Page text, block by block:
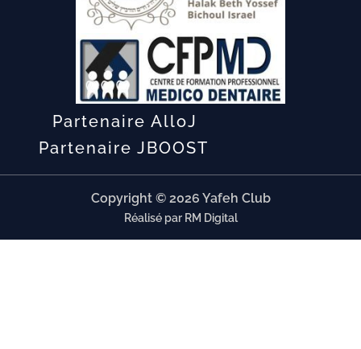
Partenaire AlloJ
Partenaire JBOOST
Copyright © 2026 Yafeh Club
Réalisé par RM Digital